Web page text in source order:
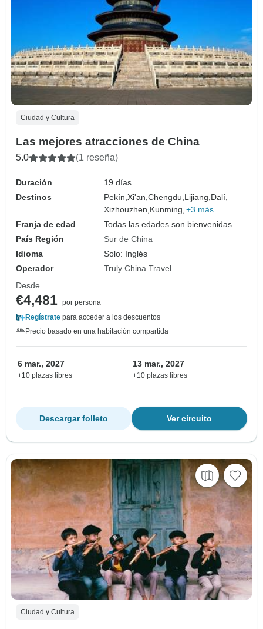
Ciudad y Cultura
Las mejores atracciones de China
5.0 (1 reseña)
Duración
19 días
Destinos
Pekín,Xi'an,Chengdu,Lijiang,Dalí,
Xizhouzhen,Kunming, +3 más
Franja de edad
Todas las edades son bienvenidas
País Región
Sur de China
Idioma
Solo: Inglés
Operador
Truly China Travel
Desde
€4,481 por persona
Regístrate para acceder a los descuentos
Precio basado en una habitación compartida
6 mar., 2027
+10 plazas libres
13 mar., 2027
+10 plazas libres
Ver circuito
Descargar folleto
Ciudad y Cultura